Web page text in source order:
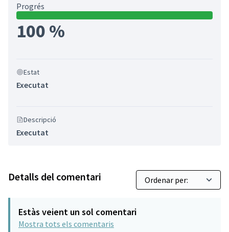
Progrés
100 %
Estat
Executat
Descripció
Executat
Detalls del comentari
Estàs veient un sol comentari
Mostra tots els comentaris